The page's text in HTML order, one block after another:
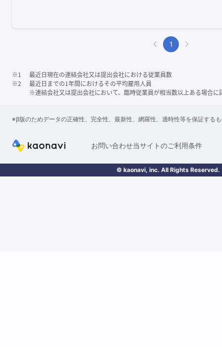
1
※1
最近日現在の連結会社又は提出会社における従業員数
※2
最近日までの1年間におけるその平均雇用人員
※連結会社又は提出会社において、臨時従業員が相当数以上ある場合に
※β版のためデータの正確性、完全性、最新性、網羅性、適時性等を保証する
お問い合わせ当サイトのご利用条件
© kaonavi, inc. All Rights Reserved.